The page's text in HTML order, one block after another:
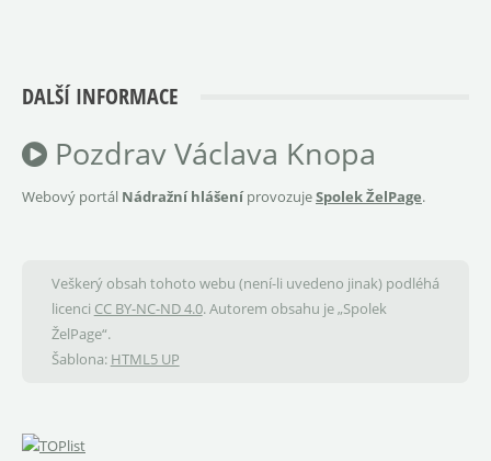
DALŠÍ INFORMACE
Pozdrav Václava Knopa
Webový portál Nádražní hlášeníprovozujeSpolek ŽelPage.
Veškerý obsah tohoto webu (není-li uvedeno jinak) podléhá
licenci CC BY-NC-ND 4.0. Autorem obsahu je „Spolek
ŽelPage“.
Šablona: HTML5 UP